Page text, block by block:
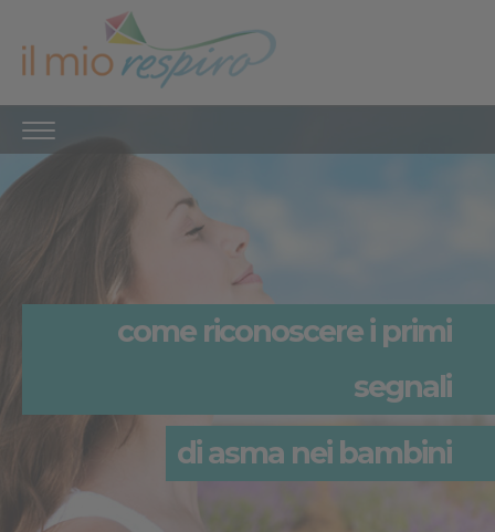
come riconoscere i primi
segnali
di asma nei bambini